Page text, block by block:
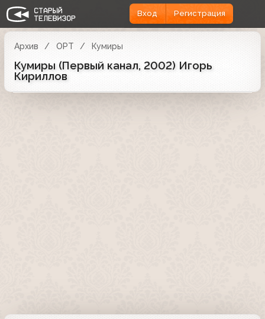
Вход Регистрация
Архив ОРТ Кумиры
Кумиры (Первый канал, 2002) Игорь
Кириллов